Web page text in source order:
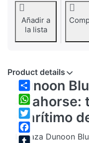
Añadir a
la lista
Share
WhatsApp
Twitter
Facebook
Product details
Dunoon
Seahorse:
marítimo
La taza Dunoon